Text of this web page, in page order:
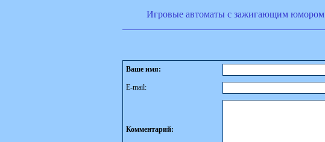
Игровые автоматы с зажигающим юмором
Ваше имя:
E-mail:
Комментарий: